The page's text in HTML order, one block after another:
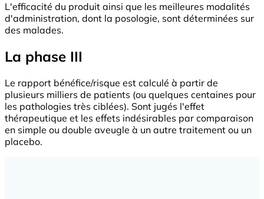
L'efficacité du produit ainsi que les meilleures modalités
d'administration, dont la posologie, sont déterminées sur
des malades.
La phase III
Le rapport bénéfice/risque est calculé à partir de
plusieurs milliers de patients (ou quelques centaines pour
les pathologies très ciblées). Sont jugés l'effet
thérapeutique et les effets indésirables par comparaison
en simple ou double aveugle à un autre traitement ou un
placebo.